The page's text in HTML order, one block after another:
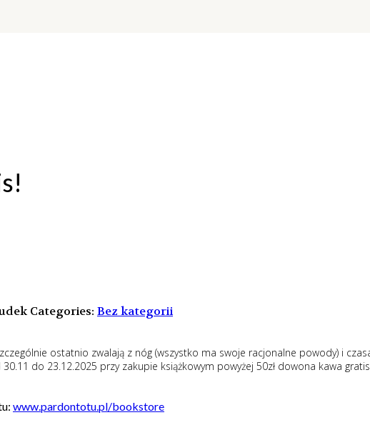
Categories: Bez kategorii
ostatnio zwalają z nóg (wszystko ma swoje racjonalne powody) i
do 23.12.2025 przy zakupie książkowym powyżej 50zł dowona kawa
www.pardontotu.pl/bookstore